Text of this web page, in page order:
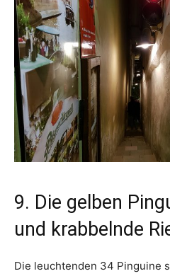
9. Die gelben
und krabbelnde
Die leuchtenden 34 Pinguine